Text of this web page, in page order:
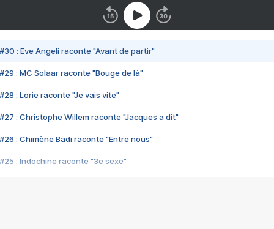
#30 : Eve Angeli raconte "Avant de partir"
#29 : MC Solaar raconte "Bouge de là"
#28 : Lorie raconte "Je vais vite"
#27 : Christophe Willem raconte "Jacques a dit"
#26 : Chimène Badi raconte "Entre nous"
#25 : Indochine raconte "3e sexe"